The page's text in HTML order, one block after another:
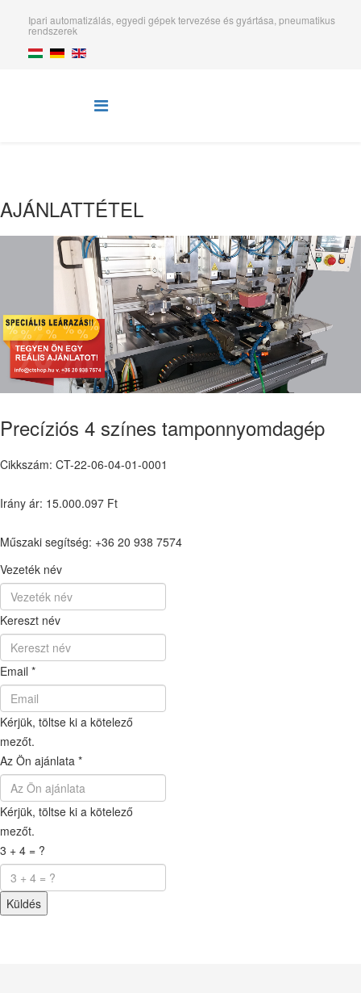
Ipari automatizálás, egyedi gépek tervezése és gyártása, pneumatikus
rendszerek
AJÁNLATTÉTEL
Precíziós 4 színes tamponnyomdagép
Cikkszám: CT-22-06-04-01-0001
Irány ár: 15.000.097 Ft
Műszaki segítség: +36 20 938 7574
Vezeték név
Kereszt név
Email *
Kérjük, töltse ki a kötelező
mezőt.
Az Ön ajánlata *
Kérjük, töltse ki a kötelező
mezőt.
3 + 4 = ?
Küldés